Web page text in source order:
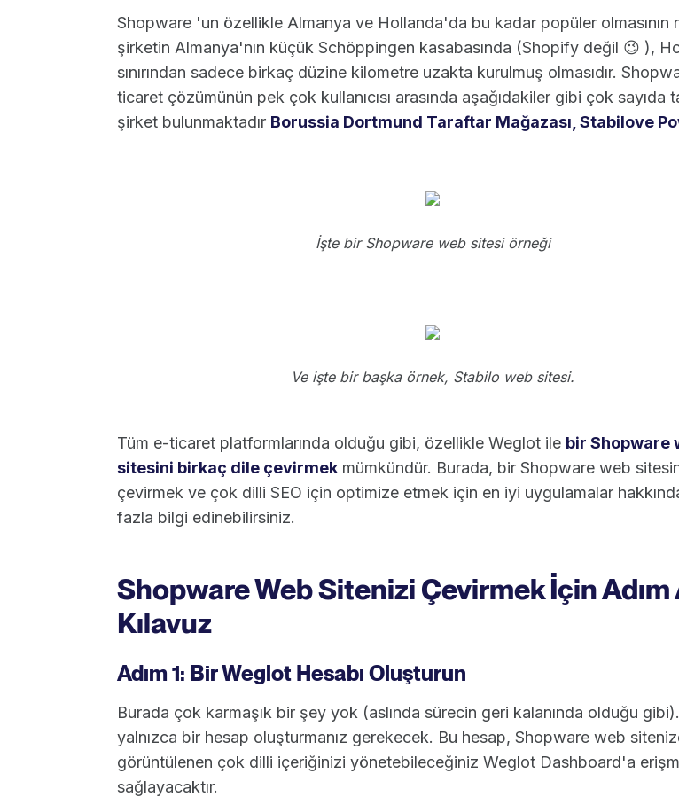
Shopware 'un özellikle Almanya ve Hollanda'da bu kadar popüler olmasının
şirketin Almanya'nın küçük Schöppingen kasabasında (Shopify değil 😉 ),
sınırından sadece birkaç düzine kilometre uzakta kurulmuş olmasıdır.
ticaret çözümünün pek çok kullanıcısı arasında aşağıdakiler gibi çok sayıda
şirket bulunmaktadır Borussia Dortmund Taraftar Mağazası Stabilove
İşte bir Shopware web sitesi örneği
Ve işte bir başka örnek, Stabilo web sitesi.
Tüm e-ticaret platformlarında olduğu gibi, özellikle Weglot ile bir Shopware
sitesini birkaç dile çevirmek mümkündür. Burada, bir Shopware web
çevirmek ve çok dilli SEO için optimize etmek için en iyi uygulamalar
fazla bilgi edinebilirsiniz.
Shopware Web Sitenizi Çevirmek İçin Adım
Kılavuz
Adım 1: Bir Weglot Hesabı Oluşturun
Burada çok karmaşık bir şey yok (aslında sürecin geri kalanında olduğu gibi).
yalnızca bir hesap oluşturmanız gerekecek. Bu hesap, Shopware web
görüntülenen çok dilli içeriğinizi yönetebileceğiniz Weglot Dashboard'a
sağlayacaktır.